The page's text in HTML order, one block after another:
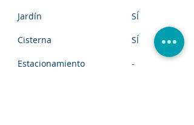
Jardín
SÍ
Cisterna SÍ
Estacionamiento -